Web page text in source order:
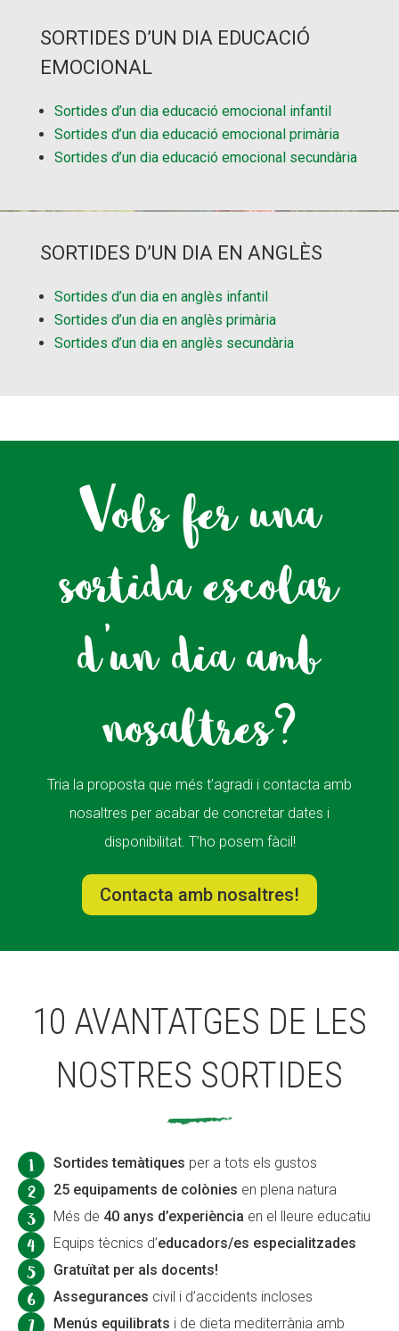
SORTIDES D’UN DIA EDUCACIÓ
EMOCIONAL
Sortides d’un dia educació emocional infantil
Sortides d’un dia educació emocional primària
Sortides d’un dia educació emocional secundària
SORTIDES D’UN DIA EN ANGLÈS
Sortides d’un dia en anglès infantil
Sortides d’un dia en anglès primària
Sortides d’un dia en anglès secundària
Vols fer una
sortida escolar
d'un dia amb
nosaltres?
Tria la proposta que més t’agradi i contacta amb
nosaltres per acabar de concretar dates i
disponibilitat. T’ho posem fàcil!
Contacta amb nosaltres!
10 AVANTATGES DE LES
NOSTRES SORTIDES
Sortides temàtiques per a tots els gustos
25 equipaments de colònies en plena natura
Més de 40 anys d’experiència en el lleure educatiu
Equips tècnics d’educadors/es especialitzades
Gratuïtat per als docents!
Assegurances civil i d’accidents incloses
Menús equilibrats i de dieta mediterrània amb